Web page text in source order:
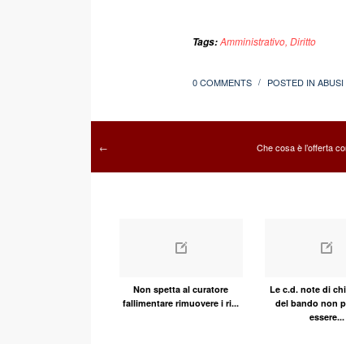
Tags:Amministrativo, Diritto
0 COMMENTS / POSTED IN
← Che cosa è l’offerta
Non spetta al curatore
fallimentare rimuovere i ri...
Le c.d. note di
del bando non
essere...